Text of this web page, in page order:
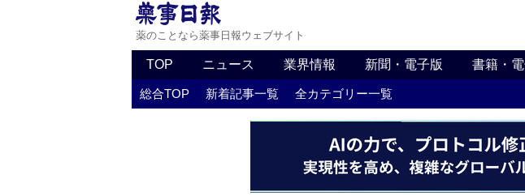
薬のことなら薬事日報ウェブサイト
TOP ニュース 業界情報 新聞・電子版 書籍・
総合TOP 新着記事一覧 全カテゴリー一覧